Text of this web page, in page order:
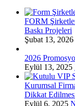
FORM
Baskı Projeleri
Şubat 13, 2026
2026
Eylül 13, 2025
Kurumsal
Dikkat
Eylül 6, 2025